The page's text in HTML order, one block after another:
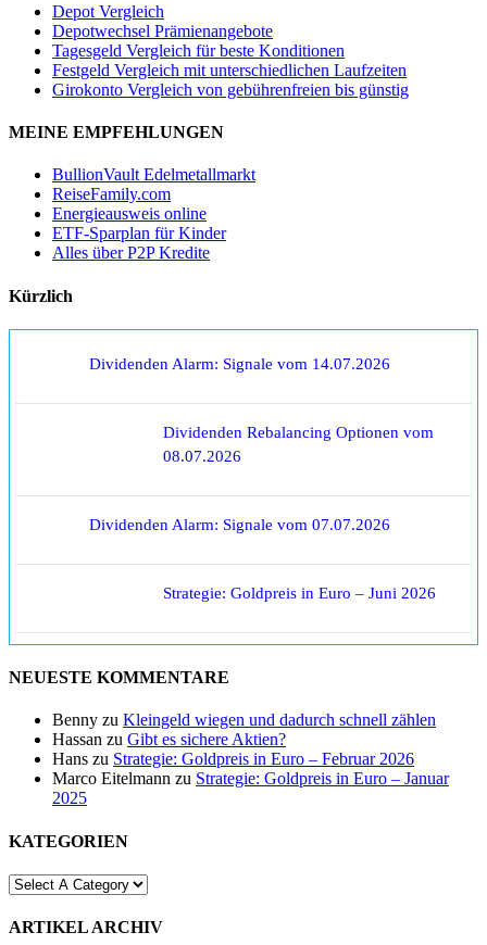
Depot Vergleich
Depotwechsel Prämienangebote
Tagesgeld Vergleich für beste Konditionen
Festgeld Vergleich mit unterschiedlichen Laufzeiten
Girokonto Vergleich von gebührenfreien bis günstig
MEINE EMPFEHLUNGEN
BullionVault Edelmetallmarkt
ReiseFamily.com
Energieausweis online
ETF-Sparplan für Kinder
Alles über P2P Kredite
Kürzlich
Dividenden Alarm: Signale vom 14.07.2026
Dividenden Rebalancing Optionen vom
08.07.2026
Dividenden Alarm: Signale vom 07.07.2026
Strategie: Goldpreis in Euro – Juni 2026
NEUESTE KOMMENTARE
Benny zu Kleingeld wiegen und dadurch schnell zählen
Hassan zu Gibt es sichere Aktien?
Hans zu Strategie: Goldpreis in Euro – Februar 2026
Marco Eitelmann zu Strategie: Goldpreis in Euro – Januar
2025
KATEGORIEN
ARTIKEL ARCHIV